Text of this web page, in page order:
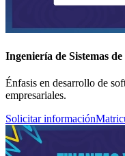
Ingeniería de Sistemas
Énfasis en desarrollo de
empresariales.
Solicitar información